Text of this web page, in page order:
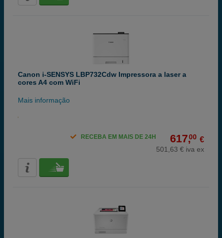
Canon i-SENSYS LBP732Cdw Impressora a laser a
cores A4 com WiFi
Mais informação
617,00 €
501,63 € iva ex
RECEBA EM MAIS DE 24H